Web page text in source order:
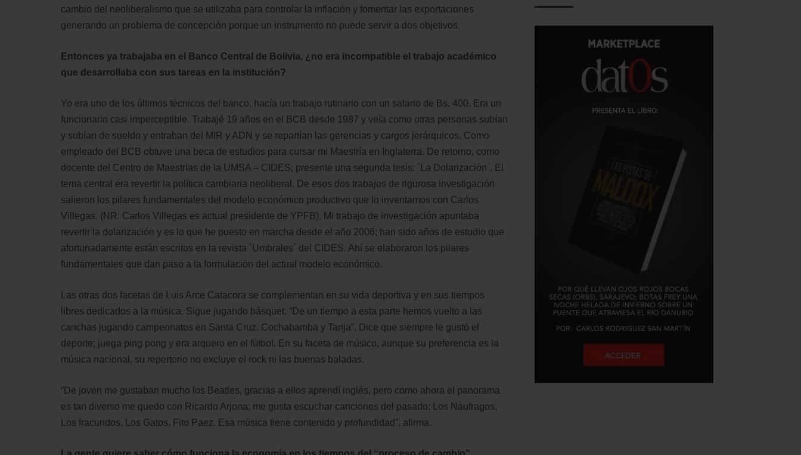
cambio del neoliberalismo que se utilizaba para controlar la inflación y fomentar las exportaciones
generando un problema de concepción porque un instrumento no puede servir a dos objetivos.
Entonces ya trabajaba en el Banco Central de Bolivia, ¿no era incompatible el trabajo académico
que desarrollaba con sus tareas en la institución?
Yo era uno de los últimos técnicos del banco, hacía un trabajo rutinario con un salario de Bs. 400. Era un
funcionario casi imperceptible. Trabajé 19 años en el BCB desde 1987 y veía como otras personas subían
y subían de sueldo y entraban del MIR y ADN y se repartían las gerencias y cargos jerárquicos. Como
empleado del BCB obtuve una beca de estudios para cursar mi Maestría en Inglaterra. De retorno, como
docente del Centro de Maestrías de la UMSA – CIDES; presente una segunda tesis: ´La Dolarización´. El
tema central era revertir la política cambiaria neoliberal. De esos dos trabajos de rigurosa investigación
salieron los pilares fundamentales del modelo económico productivo que lo inventamos con Carlos
Villegas. (NR: Carlos Villegas es actual presidente de YPFB). Mi trabajo de investigación apuntaba
revertir la dolarización y es lo que he puesto en marcha desde el año 2006; han sido años de estudio que
afortunadamente están escritos en la revista ´Umbrales´ del CIDES. Ahí se elaboraron los pilares
fundamentales que dan paso a la formulación del actual modelo económico.
Las otras dos facetas de Luis Arce Catacora se complementan en su vida deportiva y en sus tiempos
libres dedicados a la música. Sigue jugando básquet. “De un tiempo a esta parte hemos vuelto a las
canchas jugando campeonatos en Santa Cruz, Cochabamba y Tarija”, Dice que siempre le gustó el
deporte; juega ping pong y era arquero en el fútbol. En su faceta de músico, aunque su preferencia es la
música nacional, su repertorio no excluye el rock ni las buenas baladas.
“De joven me gustaban mucho los Beatles, gracias a ellos aprendí inglés, pero como ahora el panorama
es tan diverso me quedo con Ricardo Arjona; me gusta escuchar canciones del pasado: Los Náufragos,
Los Iracundos, Los Gatos, Fito Paez. Esa música tiene contenido y profundidad”, afirma.